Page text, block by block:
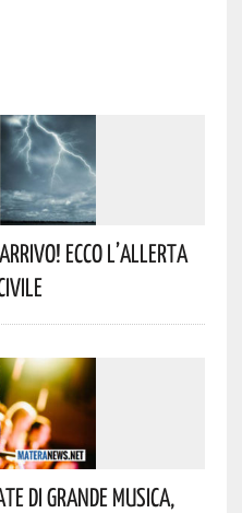
Ecco L’allerta
Di Grande Musica,